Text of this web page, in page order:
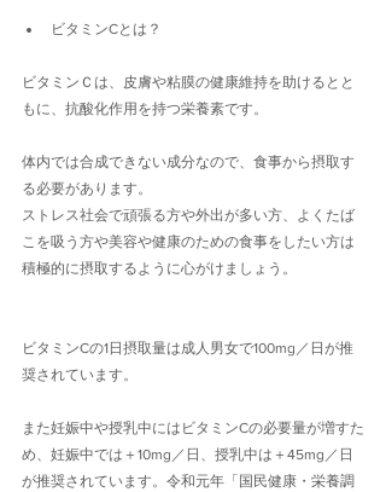
ビタミンCとは？
ビタミンＣは、皮膚や粘膜の健康維持を助けるとと
もに、抗酸化作用を持つ栄養素です。
体内では合成できない成分なので、食事から摂取す
る必要があります。
ストレス社会で頑張る方や外出が多い方、よくたば
こを吸う方や美容や健康のための食事をしたい方は
積極的に摂取するように心がけましょう。
ビタミンCの1日摂取量は成人男女で100mg／日が推
奨されています。
また妊娠中や授乳中にはビタミンCの必要量が増すた
め、妊娠中では＋10mg／日、授乳中は＋45mg／日
が推奨されています。令和元年「国民健康・栄養調